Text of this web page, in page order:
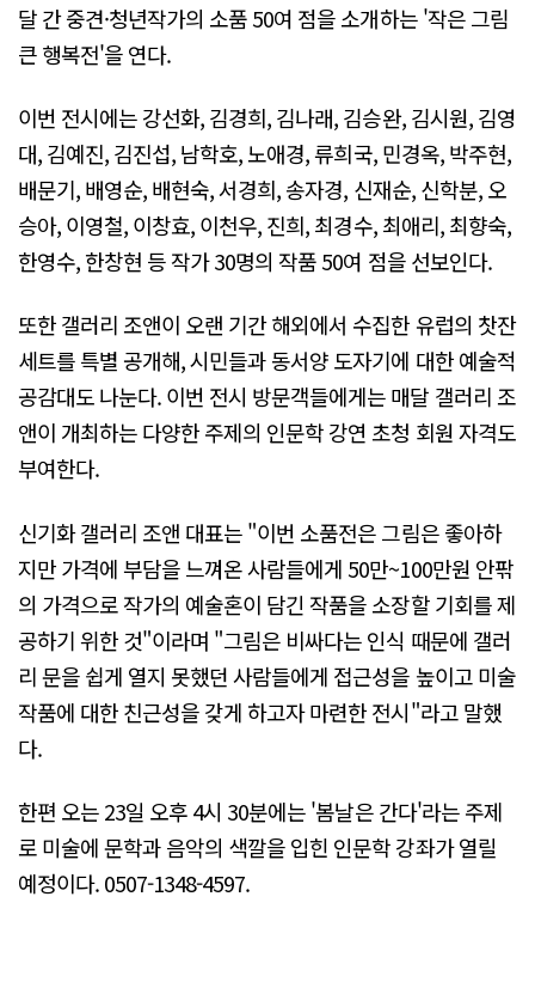
달 간 중견·청년작가의 소품 50여 점을 소개하는 '작은 그림
큰 행복전'을 연다.
이번 전시에는 강선화, 김경희, 김나래, 김승완, 김시원, 김영
대, 김예진, 김진섭, 남학호, 노애경, 류희국, 민경옥, 박주현,
배문기, 배영순, 배현숙, 서경희, 송자경, 신재순, 신학분, 오
승아, 이영철, 이창효, 이천우, 진희, 최경수, 최애리, 최향숙,
한영수, 한창현 등 작가 30명의 작품 50여 점을 선보인다.
또한 갤러리 조앤이 오랜 기간 해외에서 수집한 유럽의 찻잔
세트를 특별 공개해, 시민들과 동서양 도자기에 대한 예술적
공감대도 나눈다. 이번 전시 방문객들에게는 매달 갤러리 조
앤이 개최하는 다양한 주제의 인문학 강연 초청 회원 자격도
부여한다.
신기화 갤러리 조앤 대표는 "이번 소품전은 그림은 좋아하
지만 가격에 부담을 느껴온 사람들에게 50만~100만원 안팎
의 가격으로 작가의 예술혼이 담긴 작품을 소장할 기회를 제
공하기 위한 것"이라며 "그림은 비싸다는 인식 때문에 갤러
리 문을 쉽게 열지 못했던 사람들에게 접근성을 높이고 미술
작품에 대한 친근성을 갖게 하고자 마련한 전시"라고 말했
다.
한편 오는 23일 오후 4시 30분에는 '봄날은 간다'라는 주제
로 미술에 문학과 음악의 색깔을 입힌 인문학 강좌가 열릴
예정이다. 0507-1348-4597.